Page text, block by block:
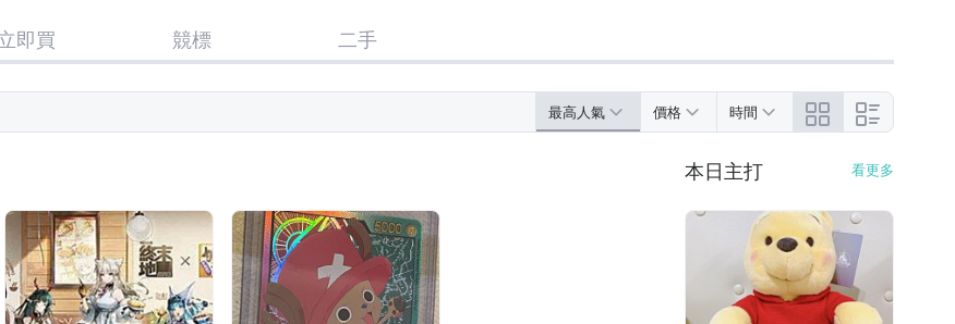
即買 競標 二手
最高人氣 價格 時間
本日主打 看更多